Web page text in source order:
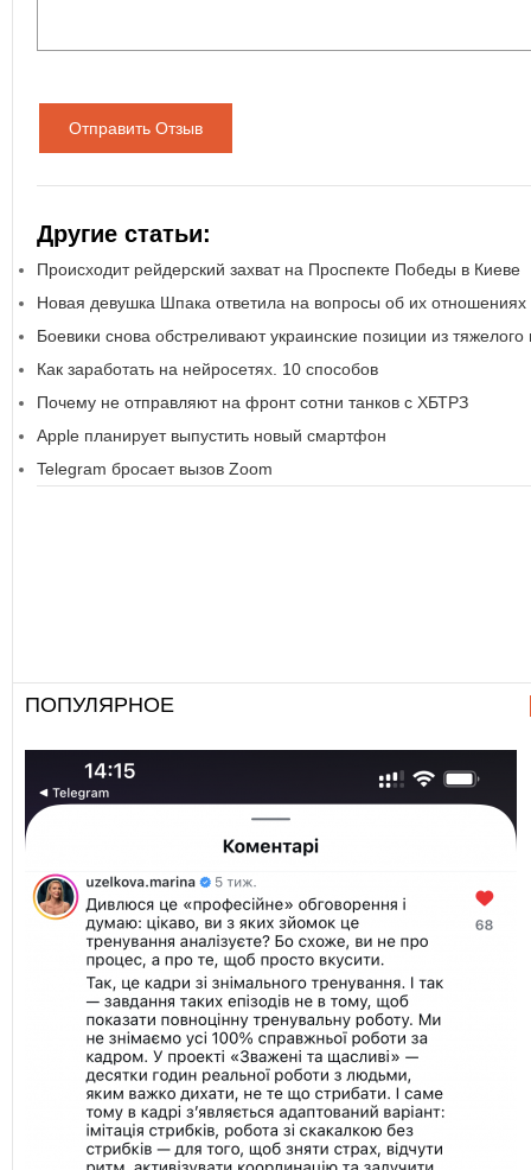
Отправить Отзыв
Другие статьи:
Происходит рейдерский захват на Проспекте Победы в Киеве
Новая девушка Шпака ответила на вопросы об их отношениях
Боевики снова обстреливают украинские позиции из
Как заработать на нейросетях. 10 способов
Почему не отправляют на фронт сотни танков с ХБТРЗ
Apple планирует выпустить новый смартфон
Telegram бросает вызов Zoom
ПОПУЛЯРНОЕ